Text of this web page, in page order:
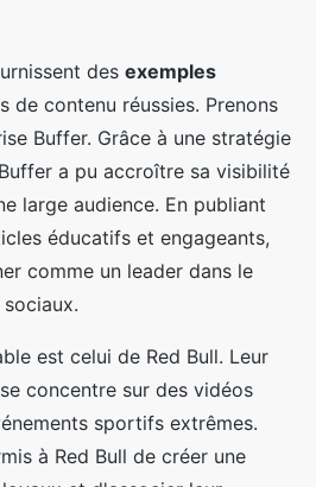
des exemples
de contenu réussies. Prenons
Buffer. Grâce à une stratégie
a pu accroître sa visibilité
large audience. En publiant
éducatifs et engageants,
comme un leader dans le
est celui de Red Bull. Leur
concentre sur des vidéos
sportifs extrêmes.
à Red Bull de créer une